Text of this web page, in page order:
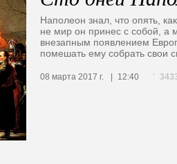
Наполеон знал, что опять,
не мир он принес с собой, а
внезапным появлением
помешать ему собрать свои
08 марта 2017 г. 12:40